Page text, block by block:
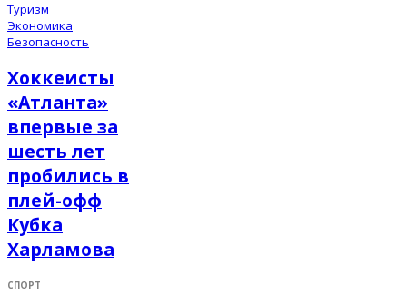
Туризм
Экономика
Безопасность
Хоккеисты
«Атланта»
впервые за
шесть лет
пробились в
плей-офф
Кубка
Харламова
СПОРТ